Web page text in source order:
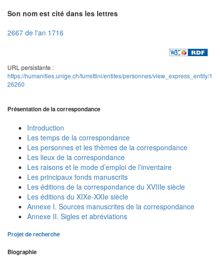
Son nom est cité dans les lettres
2667 de l'an 1716
URL persistante :
https://humanities.unige.ch/turrettini/entites/personnes/view_express_entity/1
26260
Présentation de la correspondance
Introduction
Les temps de la correspondance
Les personnes et les thèmes de la correspondance
Les lieux de la correspondance
Les raisons et le mode d’emploi de l’inventaire
Les principaux fonds manuscrits
Les éditions de la correspondance du XVIIIe siècle
Les éditions du XIXe-XXIe siècle
Annexe I. Sources manuscrites de la correspondance
Annexe II. Sigles et abréviations
Projet de recherche
Biographie